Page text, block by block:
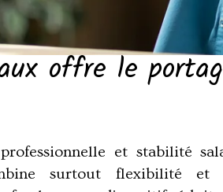
offre le
et stabilité
surtout flexibilité et